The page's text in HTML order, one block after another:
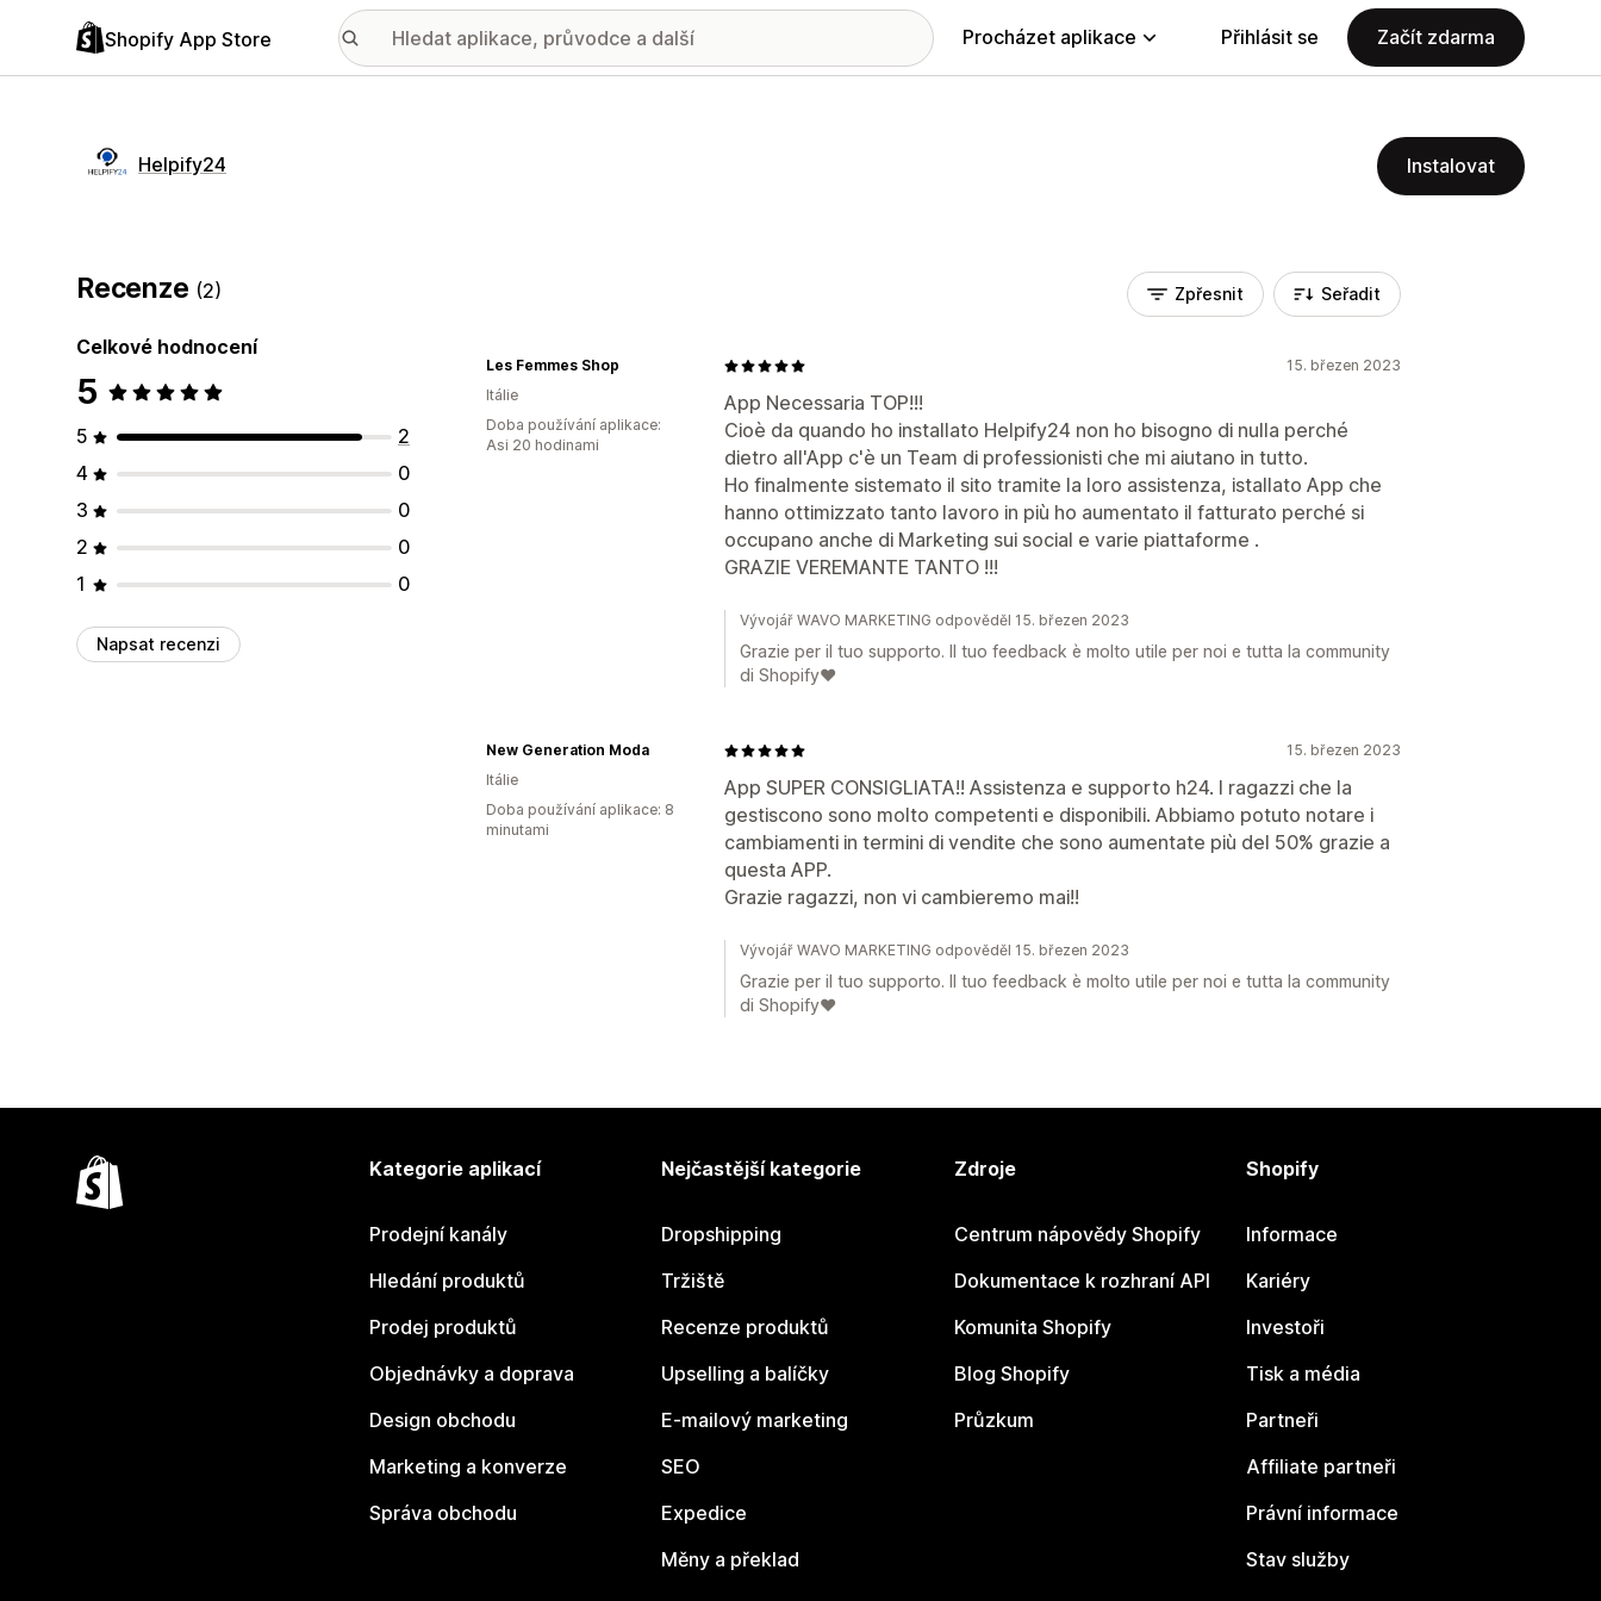
Shopify App Store Procházet aplikace Přihlásit se Začít zdarma
Helpify24 Instalovat
Recenze (2)
Celkové hodnocení
5
5
2
4
0
3
0
2
0
1
0
Napsat recenzi
Zpřesnit Seřadit
15. březen 2023
App Necessaria TOP!!!
Cioè da quando ho installato Helpify24 non ho bisogno di nulla perché
dietro all'App c'è un Team di professionisti che mi aiutano in tutto.
Ho finalmente sistemato il sito tramite la loro assistenza, istallato App che
hanno ottimizzato tanto lavoro in più ho aumentato il fatturato perché si
occupano anche di Marketing sui social e varie piattaforme .
GRAZIE VEREMANTE TANTO !!!
Les Femmes Shop
Itálie
Doba používání aplikace:
Asi 20 hodinami
Vývojář WAVO MARKETING odpověděl 15. březen 2023
Grazie per il tuo supporto. Il tuo feedback è molto utile per noi e tutta la community
di Shopify❤️
15. březen 2023
App SUPER CONSIGLIATA!! Assistenza e supporto h24. I ragazzi che la
gestiscono sono molto competenti e disponibili. Abbiamo potuto notare i
cambiamenti in termini di vendite che sono aumentate più del 50% grazie a
questa APP.
Grazie ragazzi, non vi cambieremo mai!!
New Generation Moda
Itálie
Doba používání aplikace: 8
minutami
Vývojář WAVO MARKETING odpověděl 15. březen 2023
Grazie per il tuo supporto. Il tuo feedback è molto utile per noi e tutta la community
di Shopify❤️
Kategorie aplikací
Prodejní kanály
Hledání produktů
Prodej produktů
Objednávky a doprava
Design obchodu
Marketing a konverze
Správa obchodu
Nejčastější kategorie
Dropshipping
Tržiště
Recenze produktů
Upselling a balíčky
E-mailový marketing
SEO
Expedice
Měny a překlad
Zdroje
Centrum nápovědy Shopify
Dokumentace k rozhraní API
Komunita Shopify
Blog Shopify
Průzkum
Shopify
Informace
Kariéry
Investoři
Tisk a média
Partneři
Affiliate partneři
Právní informace
Stav služby